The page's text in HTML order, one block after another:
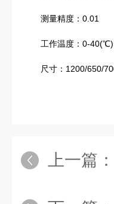
测量精度：0.01
工作温度：0-40(℃)
尺寸：1200/650/
上一篇：